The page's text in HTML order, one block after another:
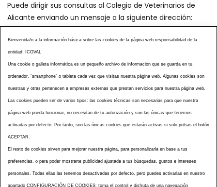
Puede dirigir sus consultas al Colegio de Veterinarios de
Alicante enviando un mensaje a la siguiente dirección:
secretaria@icoval.org
¿SABÍAS QUÉ?
CENTROS VETERINARIOS
TABLÓN ANUNCIOS
CURSOS Y EVENTOS
TÉRMINOS Y CONDICIONES
ESPECIAL COVID 19
NOTICIAS
ACCESIBILIDAD
AVISO LEGAL
POLÍTICA PRIVACIDAD
POLÍTICA DE COOKIES
NOTICIAS ICOVAL
NOTICIAS OCV
Bienvenida/o a la información básica sobre las cookies de la página web responsabilidad de la
entidad: ICOVAL
Una cookie o galleta informática es un pequeño archivo de información que se guarda en tu
ordenador, “smartphone” o tableta cada vez que visitas nuestra página web. Algunas cookies son
nuestras y otras pertenecen a empresas externas que prestan servicios para nuestra página web.
Las cookies pueden ser de varios tipos: las cookies técnicas son necesarias para que nuestra
página web pueda funcionar, no necesitan de tu autorización y son las únicas que tenemos
activadas por defecto. Por tanto, son las únicas cookies que estarán activas si solo pulsas el botón
ACEPTAR.
El resto de cookies sirven para mejorar nuestra página, para personalizarla en base a tus
preferencias, o para poder mostrarte publicidad ajustada a tus búsquedas, gustos e intereses
personales. Todas ellas las tenemos desactivadas por defecto, pero puedes activarlas en nuestro
apartado CONFIGURACIÓN DE COOKIES: toma el control y disfruta de una navegación